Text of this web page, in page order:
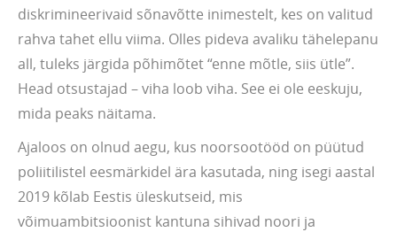
diskrimineerivaid sõnavõtte inimestelt, kes on valitud
rahva tahet ellu viima. Olles pideva avaliku tähelepanu
all, tuleks järgida põhimõtet “enne mõtle, siis ütle”.
Head otsustajad – viha loob viha. See ei ole eeskuju,
mida peaks näitama.
Ajaloos on olnud aegu, kus noorsootööd on püütud
poliitilistel eesmärkidel ära kasutada, ning isegi aastal
2019 kõlab Eestis üleskutseid, mis
võimuambitsioonist kantuna sihivad noori ja